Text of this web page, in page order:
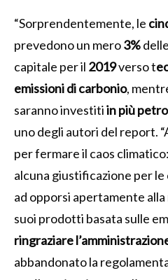
“Sorprendentemente, le
prevedono un mero3%
capitale per il 2019verso t
emissioni di carbonio,
saranno investitiin più
uno degli autori del report.
per fermare il caos
alcuna giustificazione per
ad opporsi apertamente
suoi prodotti basata sulle
ringraziare
abbandonato la